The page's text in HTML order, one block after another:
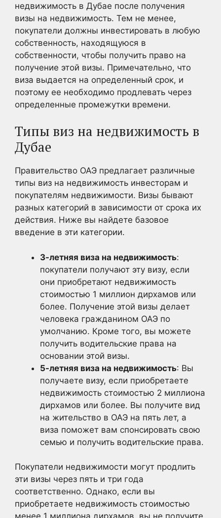
недвижимость в Дубае после получения
визы на недвижимость. Тем не менее,
покупатели должны инвестировать в любую
собственность, находящуюся в
собственности, чтобы получить право на
получение этой визы. Примечательно, что
виза выдается на определенный срок, и
поэтому ее необходимо продлевать через
определенные промежутки времени.
Типы виз на недвижимость в
Дубае
Правительство ОАЭ предлагает различные
типы виз на недвижимость инвесторам и
покупателям недвижимости. Визы бывают
разных категорий в зависимости от срока их
действия. Ниже вы найдете базовое
введение в эти категории.
3-летняя виза на недвижимость:
покупатели получают эту визу, если
они приобретают недвижимость
стоимостью 1 миллион дирхамов или
более. Получение этой визы делает
человека гражданином ОАЭ по
умолчанию. Кроме того, вы можете
получить водительские права на
основании этой визы.
5-летняя виза на недвижимость: Вы
получаете визу, если приобретаете
недвижимость стоимостью 2 миллиона
дирхамов или более. Вы получите вид
на жительство в ОАЭ на пять лет, а
виза поможет вам спонсировать свою
семью и получить водительские права.
Покупатели недвижимости могут продлить
эти визы через пять и три года
соответственно. Однако, если вы
приобретаете недвижимость стоимостью
менее 1 миллиона дирхамов, вы не получите